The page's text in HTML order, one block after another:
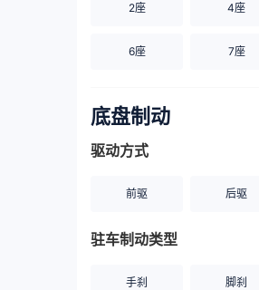
2座 4座
6座 7座
底盘制动
驱动方式
前驱 后驱
驻车制动类型
手刹 脚刹